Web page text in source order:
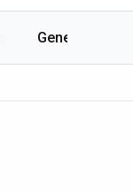
Genel